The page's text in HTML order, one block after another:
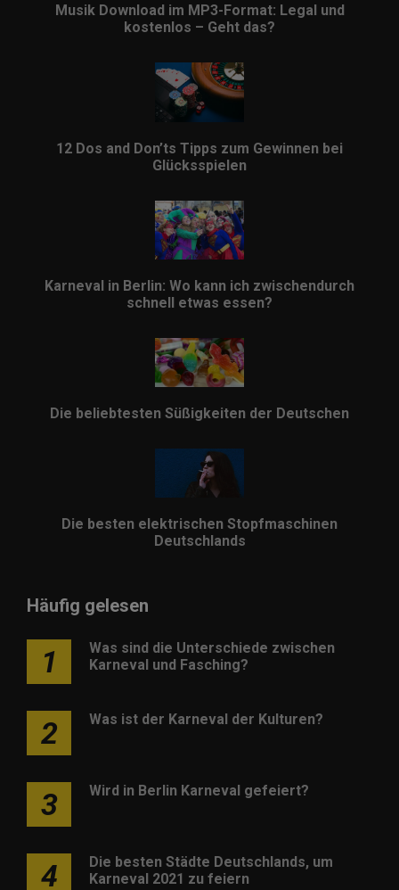
Musik Download im MP3-Format: Legal und
kostenlos – Geht das?
12 Dos and Don’ts Tipps zum Gewinnen bei
Glücksspielen
Karneval in Berlin: Wo kann ich zwischendurch
schnell etwas essen?
Die beliebtesten Süßigkeiten der Deutschen
Die besten elektrischen Stopfmaschinen
Deutschlands
Häufig gelesen
1
Was sind die Unterschiede zwischen
Karneval und Fasching?
2 Was ist der Karneval der Kulturen?
3 Wird in Berlin Karneval gefeiert?
4
Die besten Städte Deutschlands, um
Karneval 2021 zu feiern